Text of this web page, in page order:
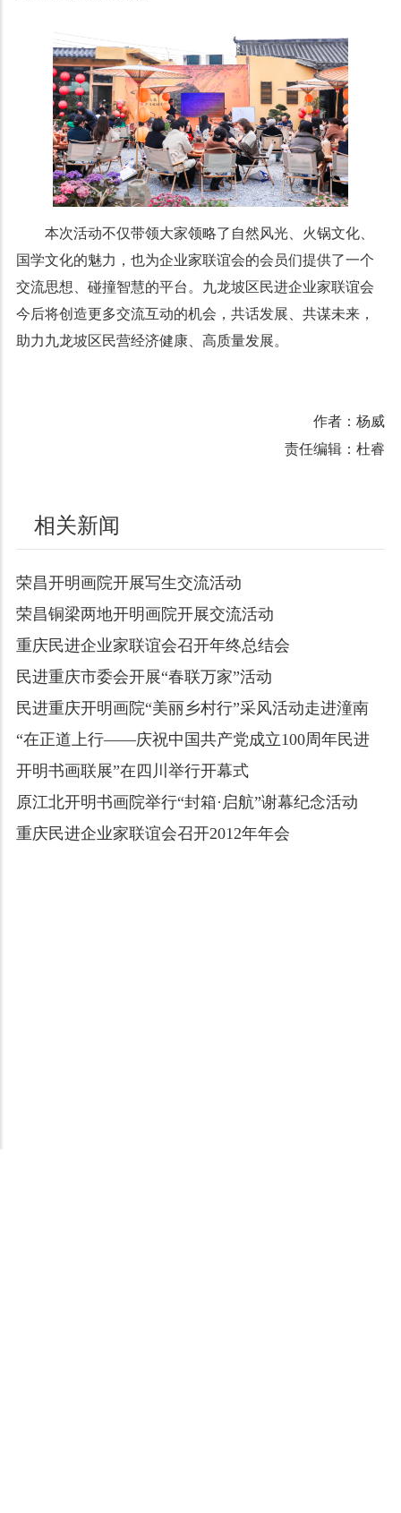
本次活动不仅带领大家领略了自然风光、火锅文化、
国学文化的魅力，也为企业家联谊会的会员们提供了一个
交流思想、碰撞智慧的平台。九龙坡区民进企业家联谊会
今后将创造更多交流互动的机会，共话发展、共谋未来，
助力九龙坡区民营经济健康、高质量发展。
作者：杨威
责任编辑：杜睿
相关新闻
荣昌开明画院开展写生交流活动
荣昌铜梁两地开明画院开展交流活动
重庆民进企业家联谊会召开年终总结会
民进重庆市委会开展“春联万家”活动
民进重庆开明画院“美丽乡村行”采风活动走进潼南
“在正道上行——庆祝中国共产党成立100周年民进
开明书画联展”在四川举行开幕式
原江北开明书画院举行“封箱·启航”谢幕纪念活动
重庆民进企业家联谊会召开2012年年会